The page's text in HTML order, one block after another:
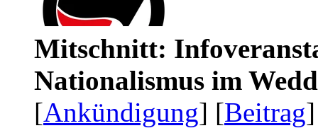
Mitschnitt:
Nationalismus im
[Ankündigung] [Beitrag